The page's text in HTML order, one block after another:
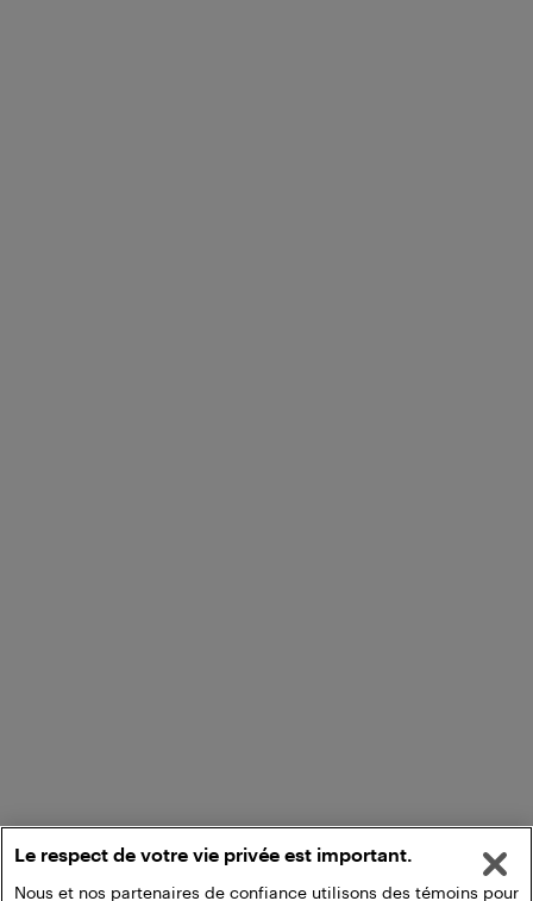
Le respect de votre vie privée est important.
Nous et nos partenaires de confiance utilisons des témoins pour